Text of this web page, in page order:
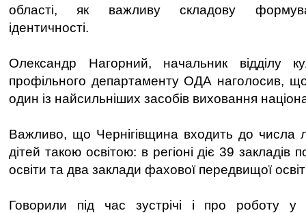
області, як важливу складову
ідентичності.
Олександр Нагорний, начальник відділу
профільного департаменту ОДА наголосив,
один із найсильніших засобів виховання
Важливо, що Чернігівщина входить до числа
дітей такою освітою: в регіоні діє 39 закладів
освіти та два заклади фахової передвищої
Говорили під час зустрічі і про роботу у